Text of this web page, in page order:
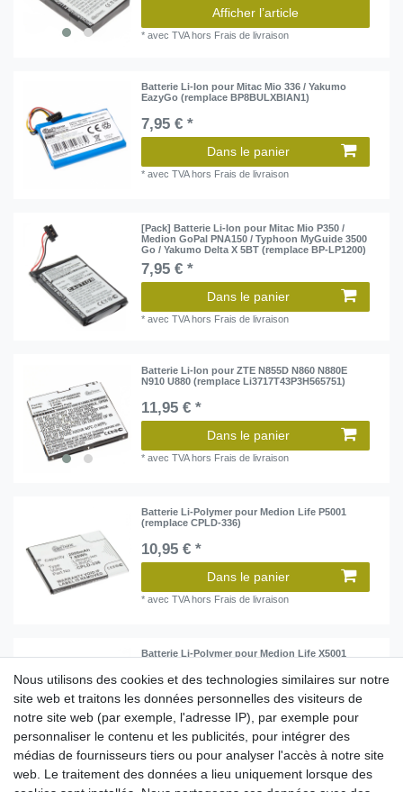
Afficher l’article
*avec TVAhors Frais de livraison
Batterie Li-Ion pour Mitac Mio 336 / Yakumo
EazyGo (remplace BP8BULXBIAN1)
7,95 € *
Dans le panier
*avec TVAhors Frais de livraison
[Pack] Batterie Li-Ion pour Mitac Mio P350 /
Medion GoPal PNA150 / Typhoon MyGuide 3500
Go / Yakumo Delta X 5BT (remplace BP-LP1200)
7,95 € *
Dans le panier
*avec TVAhors Frais de livraison
Batterie Li-Ion pour ZTE N855D N860 N880E
N910 U880 (remplace Li3717T43P3H565751)
11,95 € *
Dans le panier
*avec TVAhors Frais de livraison
Batterie Li-Polymer pour Medion Life P5001
(remplace CPLD-336)
10,95 € *
Dans le panier
*avec TVAhors Frais de livraison
Batterie Li-Polymer pour Medion Life X5001
13,95 € *
Dans le panier
*avec TVA horsFrais de livraison
Nous utilisons des cookies et des technologies similaires sur notre
site web et traitons les données personnelles des visiteurs de
notre site web (par exemple, l'adresse IP), par exemple pour
personnaliser le contenu et les publicités, pour intégrer des
médias de fournisseurs tiers ou pour analyser l'accès à notre site
web. Le traitement des données a lieu uniquement lorsque des